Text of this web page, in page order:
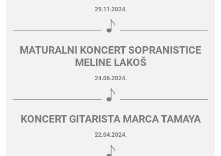
29.11.2024.
MATURALNI KONCERT SOPRANISTICE
MELINE LAKOŠ
24.06.2024.
KONCERT GITARISTA MARCA TAMAYA
22.04.2024.